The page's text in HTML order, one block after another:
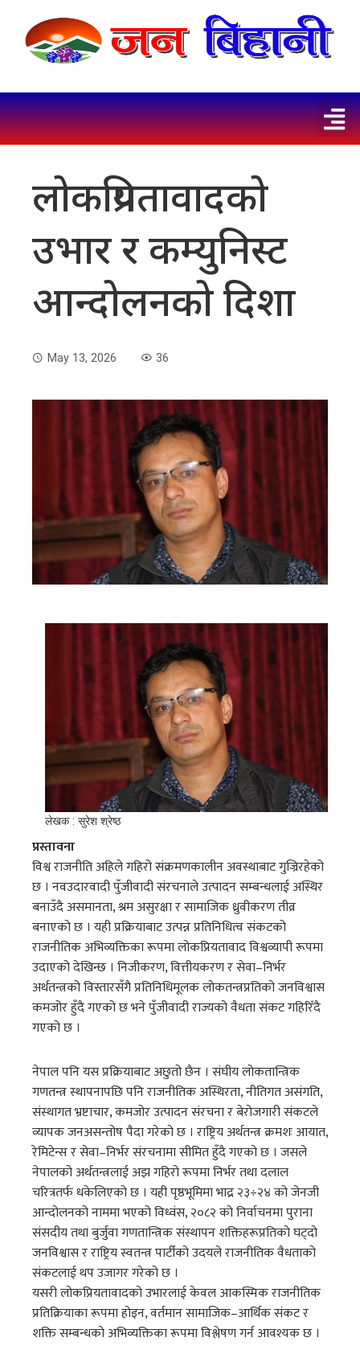
लोकप्रियतावादको
उभार र कम्युनिस्ट
आन्दोलनको दिशा
May 13, 2026 36
लेखक : सुरेश श्रेष्ठ
प्रस्तावना
विश्व राजनीति अहिले गहिरो संक्रमणकालीन अवस्थाबाट गुज्रिरहेको
छ । नवउदारवादी पुँजीवादी संरचनाले उत्पादन सम्बन्धलाई अस्थिर
बनाउँदै असमानता, श्रम असुरक्षा र सामाजिक ध्रुवीकरण तीव्र
बनाएको छ । यही प्रक्रियाबाट उत्पन्न प्रतिनिधित्व संकटको
राजनीतिक अभिव्यक्तिका रूपमा लोकप्रियतावाद विश्वव्यापी रूपमा
उदाएको देखिन्छ । निजीकरण, वित्तीयकरण र सेवा–निर्भर
अर्थतन्त्रको विस्तारसँगै प्रतिनिधिमूलक लोकतन्त्रप्रतिको जनविश्वास
कमजोर हुँदै गएको छ भने पुँजीवादी राज्यको वैधता संकट गहिरिँदै
गएको छ ।
नेपाल पनि यस प्रक्रियाबाट अछुतो छैन । संघीय लोकतान्त्रिक
गणतन्त्र स्थापनापछि पनि राजनीतिक अस्थिरता, नीतिगत असंगति,
संस्थागत भ्रष्टाचार, कमजोर उत्पादन संरचना र बेरोजगारी संकटले
व्यापक जनअसन्तोष पैदा गरेको छ । राष्ट्रिय अर्थतन्त्र क्रमशः आयात,
रेमिटेन्स र सेवा–निर्भर संरचनामा सीमित हुँदै गएको छ । जसले
नेपालको अर्थतन्त्रलाई अझ गहिरो रूपमा निर्भर तथा दलाल
चरित्रतर्फ धकेलिएको छ । यही पृष्ठभूमिमा भाद्र २३÷२४ को जेनजी
आन्दोलनको नाममा भएको विध्वंस, २०८२ को निर्वाचनमा पुराना
संसदीय तथा बुर्जुवा गणतान्त्रिक संस्थापन शक्तिहरूप्रतिको घट्दो
जनविश्वास र राष्ट्रिय स्वतन्त्र पार्टीको उदयले राजनीतिक वैधताको
संकटलाई थप उजागर गरेको छ ।
यसरी लोकप्रियतावादको उभारलाई केवल आकस्मिक राजनीतिक
प्रतिक्रियाका रूपमा होइन, वर्तमान सामाजिक–आर्थिक संकट र
शक्ति सम्बन्धको अभिव्यक्तिका रूपमा विश्लेषण गर्न आवश्यक छ ।